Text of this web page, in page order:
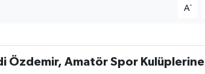
A-
Özdemir, Amatör Spor Kulüplerine